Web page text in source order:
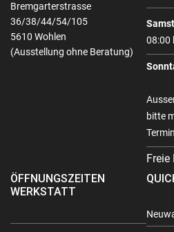
Bremgarterstrasse
36/38/44/54/105
5610 Wohlen
(Ausstellung ohne Beratung)
08:00
bitte
ÖFFNUNGSZEITEN
WERKSTATT